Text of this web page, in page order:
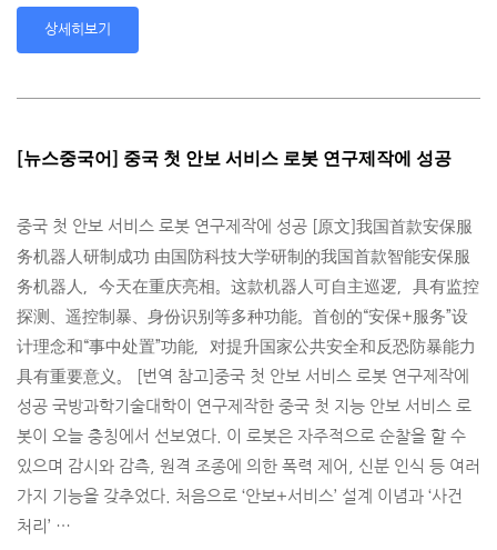
상세히보기
[뉴스중국어] 중국 첫 안보 서비스 로봇 연구제작에 성공
중국 첫 안보 서비스 로봇 연구제작에 성공 [原文]我国首款安保服
务机器人研制成功 由国防科技大学研制的我国首款智能安保服
务机器人，今天在重庆亮相。这款机器人可自主­巡逻，具有监控
探测、遥控制暴、身份识别等多种功能。首创的“安保+服务”设
计理念和­“事中处置”功能，对提升国家公共安全和反恐防暴能力
具有重要意义。 [번역 참고]중국 첫 안보 서비스 로봇 연구제작에
성공 국방과학기술대학이 연구제작한 중국 첫 지능 안보 서비스 로
봇이 오늘 충칭에서 선보였다. 이 로봇은 자주적으로 순찰을 할 수
있으며 감시와 감측, 원격 조종에 의한 폭력 제어, 신분 인식 등 여러
가지 기능을 갖추었다. 처음으로 ‘안보+서비스’ 설계 이념과 ‘사건
처리’ …